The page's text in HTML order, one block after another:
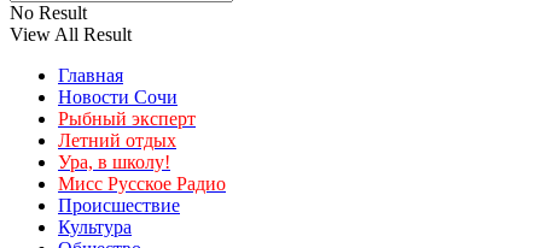
No Result
View All Result
Главная
Новости Сочи
Рыбный эксперт
Летний отдых
Ура, в школу!
Мисс Русское Радио
Происшествие
Культура